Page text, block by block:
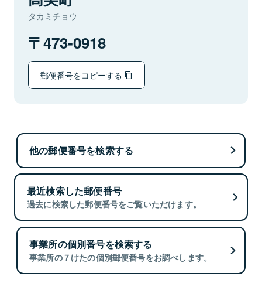
タカミチョウ
473-0918
郵便番号をコピーする
他の郵便番号を検索する
最近検索した郵便番号
過去に検索した郵便番号をご覧いただけます。
事業所の個別番号を検索する
事業所の７けたの個別郵便番号をお調べします。